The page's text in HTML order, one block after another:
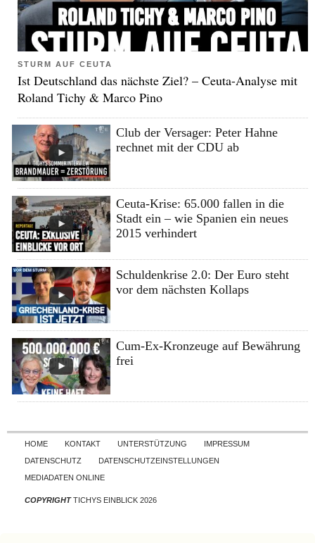
STURM AUF CEUTA
Ist Deutschland das nächste Ziel? – Ceuta-Analyse mit
Roland Tichy & Marco Pino
Club der Versager: Peter Hahne
rechnet mit der CDU ab
Ceuta-Krise: 65.000 fallen in die
Stadt ein – wie Spanien ein neues
2015 verhindert
Schuldenkrise 2.0: Der Euro steht
vor dem nächsten Kollaps
Cum-Ex-Kronzeuge auf Bewährung
frei
Skip to content
HOME KONTAKT UNTERSTÜTZUNG
IMPRESSUM
DATENSCHUTZ
DATENSCHUTZEINSTELLUNGEN
MEDIADATEN ONLINE
COPYRIGHTTICHYS EINBLICK 2026